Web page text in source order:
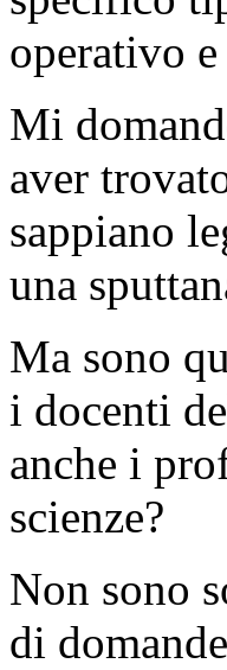
operativo
Mi
aver
sappiano
una
Ma sono
i docenti
anche i
scienze?
Non sono
di